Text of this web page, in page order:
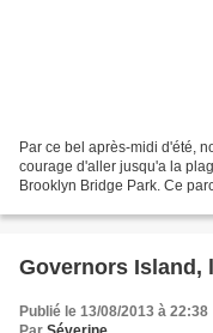
Par ce bel après-midi d'été,
courage d'aller jusqu'a la
Brooklyn Bridge Park. Ce
Governors Island,
Publié le 13/08/2013 à 22:38